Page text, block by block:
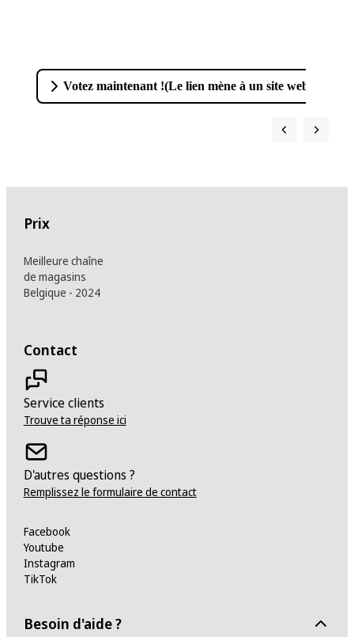
Votez maintenant !(Le lien mène à un site web
Prix
Meilleure chaîne
de magasins
Belgique - 2024
Contact
Service clients
Trouve ta réponse ici
D'autres questions ?
Remplissez le formulaire de contact
Facebook
Youtube
Instagram
TikTok
Besoin d'aide ?